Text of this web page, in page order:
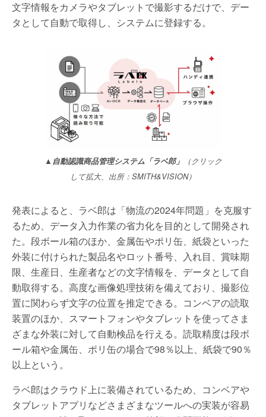
文字情報をカメラやタブレットで撮影するだけで、デー
タとして自動で取得し、システムに登録する。
▲自動認識商品管理システム「ラベ郎」
（クリック
して拡大、出所：SMITH&VISION）
発表によると、ラベ郎は「物流の2024年問題」を克服す
るため、データ入力作業の省力化を目的として開発され
た。段ボール箱のほか、金属缶やポリ缶、紙袋といった
外装に付けられた製品名やロット番号、入れ目、賞味期
限、生産日、生産者などの文字情報を、データとして自
動取得する。高度な画像処理技術を備えており、撮影位
置に関わらず文字の位置を推定できる。コンベアの読取
装置のほか、スマートフォンやタブレットを使ってさま
ざまな外装に対して自動検品を行える。読取精度は段ボ
ール箱や金属缶、ポリ缶の場合で98％以上、紙袋で90％
以上という。
ラベ郎はクラウド上に装備されているため、コンベアや
タブレットアプリなどさまざまなツールへの実装が容易